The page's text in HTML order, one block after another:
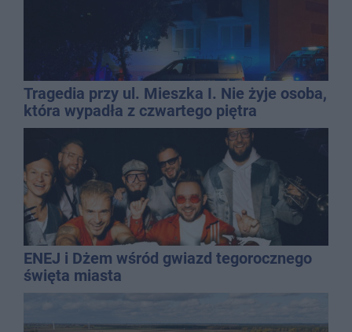
Tragedia przy ul. Mieszka I. Nie żyje osoba,
która wypadła z czwartego piętra
ENEJ i Dżem wśród gwiazd tegorocznego
święta miasta